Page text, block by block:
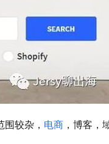
围较杂， 电商 ，博客，